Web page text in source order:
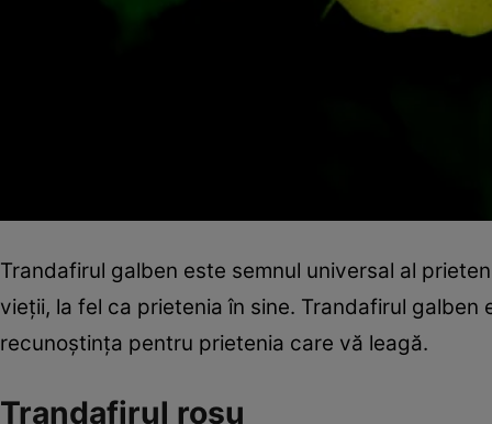
Trandafirul galben este semnul universal al
vieţii, la fel ca prietenia în sine. Trandafirul
recunoştinţa pentru prietenia care vă leagă.
Trandafirul roşu